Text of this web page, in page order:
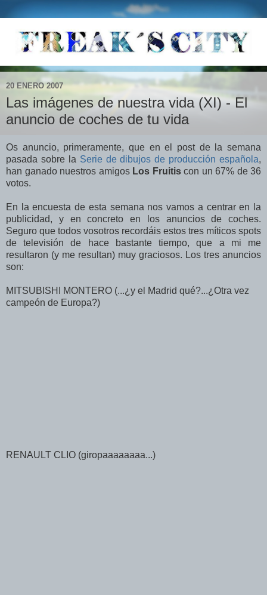
20 ENERO 2007
Las imágenes de nuestra vida (XI) - El
anuncio de coches de tu vida
Os anuncio, primeramente, que en el post de la semana
pasada sobre la Serie de dibujos de producción española,
han ganado nuestros amigos Los Fruitiscon un 67% de 36
votos.
En la encuesta de esta semana nos vamos a centrar en la
publicidad, y en concreto en los anuncios de coches.
Seguro que todos vosotros recordáis estos tres míticos spots
de televisión de hace bastante tiempo, que a mi me
resultaron (y me resultan) muy graciosos. Los tres anuncios
son:
MITSUBISHI MONTERO (...¿y el Madrid qué?...¿Otra vez
campeón de Europa?)
RENAULT CLIO (giropaaaaaaaa...)